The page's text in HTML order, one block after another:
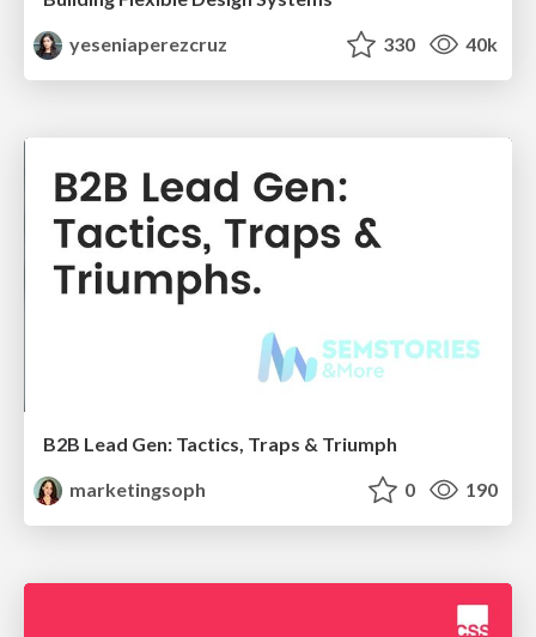
yeseniaperezcruz
330 40k
B2B Lead Gen: Tactics, Traps & Triumph
marketingsoph
0 190